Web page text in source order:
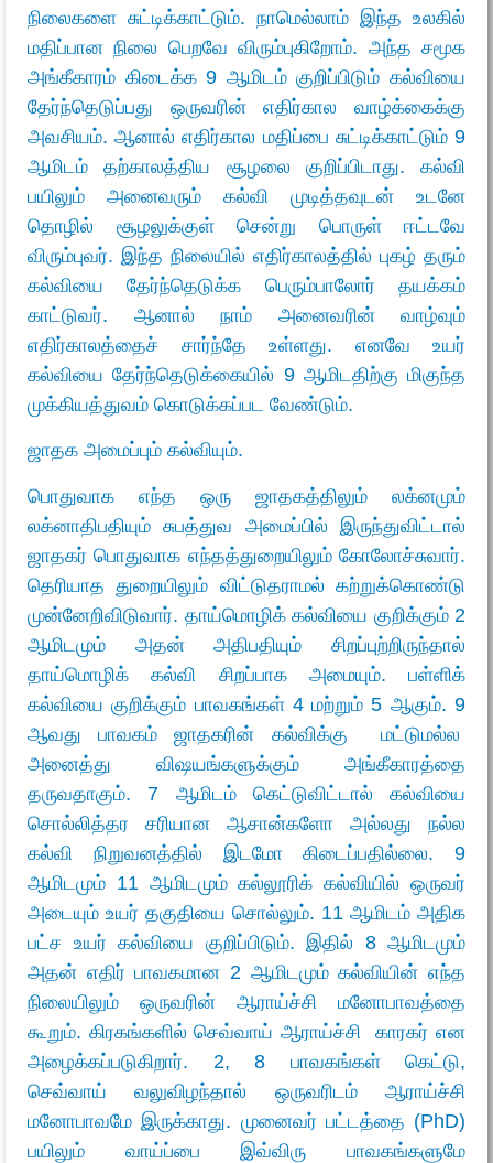
நிலைகளை சுட்டிக்காட்டும். நாமெல்லாம் இந்த உலகில்
மதிப்பான நிலை பெறவே விரும்புகிறோம். அந்த சமூக
அங்கீகாரம் கிடைக்க 9 ஆமிடம் குறிப்பிடும் கல்வியை
தேர்ந்தெடுப்பது ஒருவரின் எதிர்கால வாழ்க்கைக்கு
அவசியம். ஆனால் எதிர்கால மதிப்பை சுட்டிக்காட்டும் 9
ஆமிடம் தற்காலத்திய சூழலை குறிப்பிடாது. கல்வி
பயிலும் அனைவரும் கல்வி முடித்தவுடன் உடனே
தொழில் சூழலுக்குள் சென்று பொருள் ஈட்டவே
விரும்புவர். இந்த நிலையில் எதிர்காலத்தில் புகழ் தரும்
கல்வியை தேர்ந்தெடுக்க பெரும்பாலோர் தயக்கம்
காட்டுவர். ஆனால் நாம் அனைவரின் வாழ்வும்
எதிர்காலத்தைச் சார்ந்தே உள்ளது. எனவே உயர்
கல்வியை தேர்ந்தெடுக்கையில் 9 ஆமிடதிற்கு மிகுந்த
முக்கியத்துவம் கொடுக்கப்பட வேண்டும்.
ஜாதக அமைப்பும் கல்வியும்.
பொதுவாக எந்த ஒரு ஜாதகத்திலும் லக்னமும்
லக்னாதிபதியும் சுபத்துவ அமைப்பில் இருந்துவிட்டால்
ஜாதகர் பொதுவாக எந்தத்துறையிலும் கோலோச்சுவார்.
தெரியாத துறையிலும் விட்டுதராமல் கற்றுக்கொண்டு
முன்னேறிவிடுவார். தாய்மொழிக் கல்வியை குறிக்கும் 2
ஆமிடமும் அதன் அதிபதியும் சிறப்புற்றிருந்தால்
தாய்மொழிக் கல்வி சிறப்பாக அமையும். பள்ளிக்
கல்வியை குறிக்கும் பாவகங்கள் 4 மற்றும் 5 ஆகும். 9
ஆவது பாவகம் ஜாதகரின் கல்விக்கு மட்டுமல்ல
அனைத்து விஷயங்களுக்கும் அங்கீகாரத்தை
தருவதாகும். 7 ஆமிடம் கெட்டுவிட்டால் கல்வியை
சொல்லித்தர சரியான ஆசான்களோ அல்லது நல்ல
கல்வி நிறுவனத்தில் இடமோ கிடைப்பதில்லை. 9
ஆமிடமும் 11 ஆமிடமும் கல்லூரிக் கல்வியில் ஒருவர்
அடையும் உயர் தகுதியை சொல்லும். 11 ஆமிடம் அதிக
பட்ச உயர் கல்வியை குறிப்பிடும். இதில் 8 ஆமிடமும்
அதன் எதிர் பாவகமான 2 ஆமிடமும் கல்வியின் எந்த
நிலையிலும் ஒருவரின் ஆராய்ச்சி மனோபாவத்தை
கூறும். கிரகங்களில் செவ்வாய் ஆராய்ச்சி காரகர் என
அழைக்கப்படுகிறார். 2, 8 பாவகங்கள் கெட்டு,
செவ்வாய் வலுவிழந்தால் ஒருவரிடம் ஆராய்ச்சி
மனோபாவமே இருக்காது. முனைவர் பட்டத்தை (PhD)
பயிலும் வாய்ப்பை இவ்விரு பாவகங்களுமே